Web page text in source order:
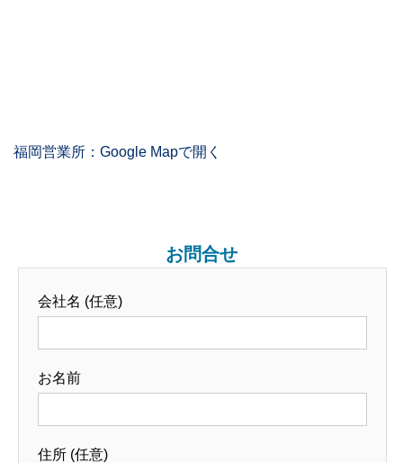
福岡営業所：Google Mapで開く
お問合せ
会社名 (任意)
お名前
住所 (任意)